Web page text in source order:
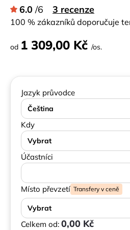
6.0 /6 3 recenze
100 % zákazníků doporučuje
od 1 309,00 Kč /os.
Jazyk průvodce
Čeština
Kdy
Vybrat
Účastníci
Místo převzetí Transfery v ceně
Vybrat
Celkem od: 0,00 Kč